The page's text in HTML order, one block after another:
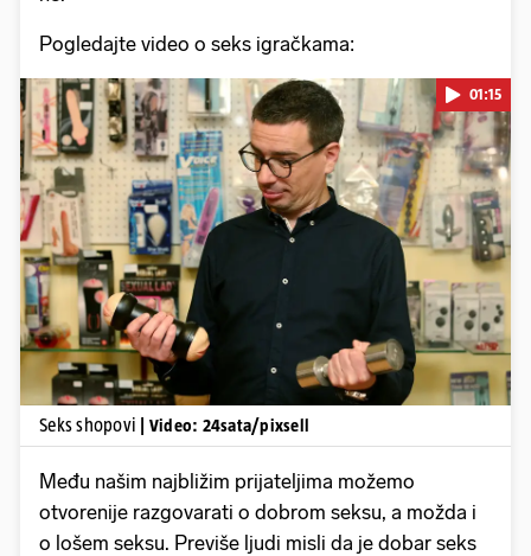
Pogledajte video o seks igračkama:
Pokretanje videa...
01:15
Seks shopovi | Video: 24sata/pixsell
Među našim najbližim prijateljima možemo
otvorenije razgovarati o dobrom seksu, a možda i
o lošem seksu. Previše ljudi misli da je dobar seks